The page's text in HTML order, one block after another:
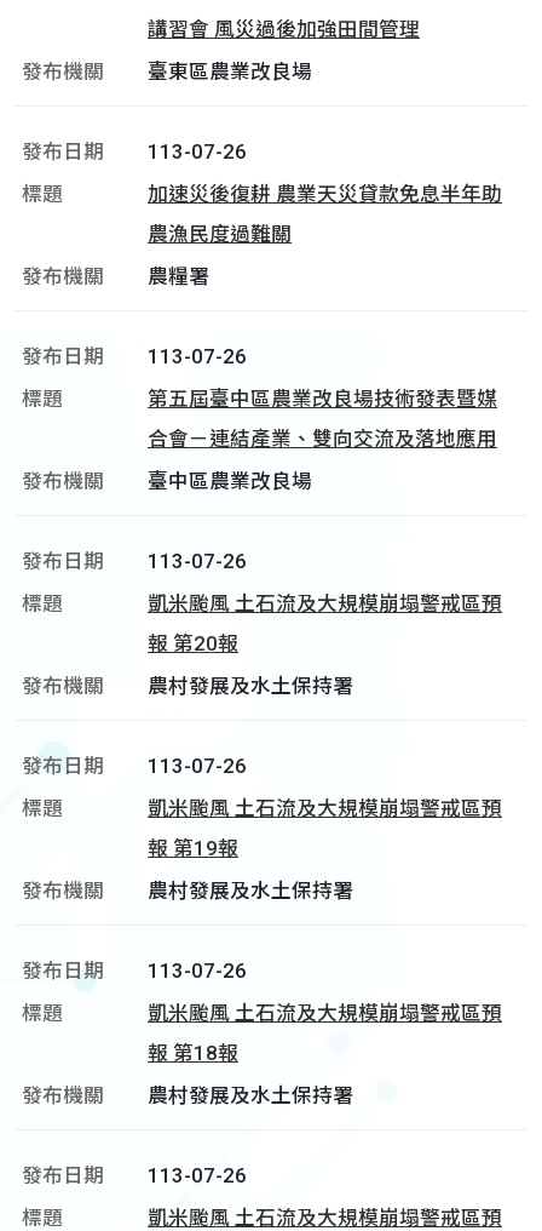
講習會 風災過後加強田間管理
臺東區農業改良場
113-07-26
加速災後復耕 農業天災貸款免息半年助
農漁民度過難關
農糧署
113-07-26
第五屆臺中區農業改良場技術發表暨媒
合會－連結產業、雙向交流及落地應用
臺中區農業改良場
113-07-26
凱米颱風 土石流及大規模崩塌警戒區預
報 第20報
農村發展及水土保持署
113-07-26
凱米颱風 土石流及大規模崩塌警戒區預
報 第19報
農村發展及水土保持署
113-07-26
凱米颱風 土石流及大規模崩塌警戒區預
報 第18報
農村發展及水土保持署
113-07-26
凱米颱風 土石流及大規模崩塌警戒區預